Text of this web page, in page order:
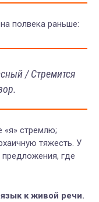
полвека раньше:
/ Стремится
«я» стремлю;
тяжесть. У
где
к живой речи.